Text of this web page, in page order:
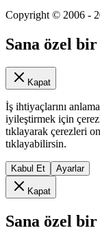
Copyright © 2006 -
Sana özel
Kapat
İş ihtiyaçlarını
iyileştirmek için
tıklayarak çerezleri
tıklayabilirsin.
Kabul Et Ayarlar
Kapat
Sana özel